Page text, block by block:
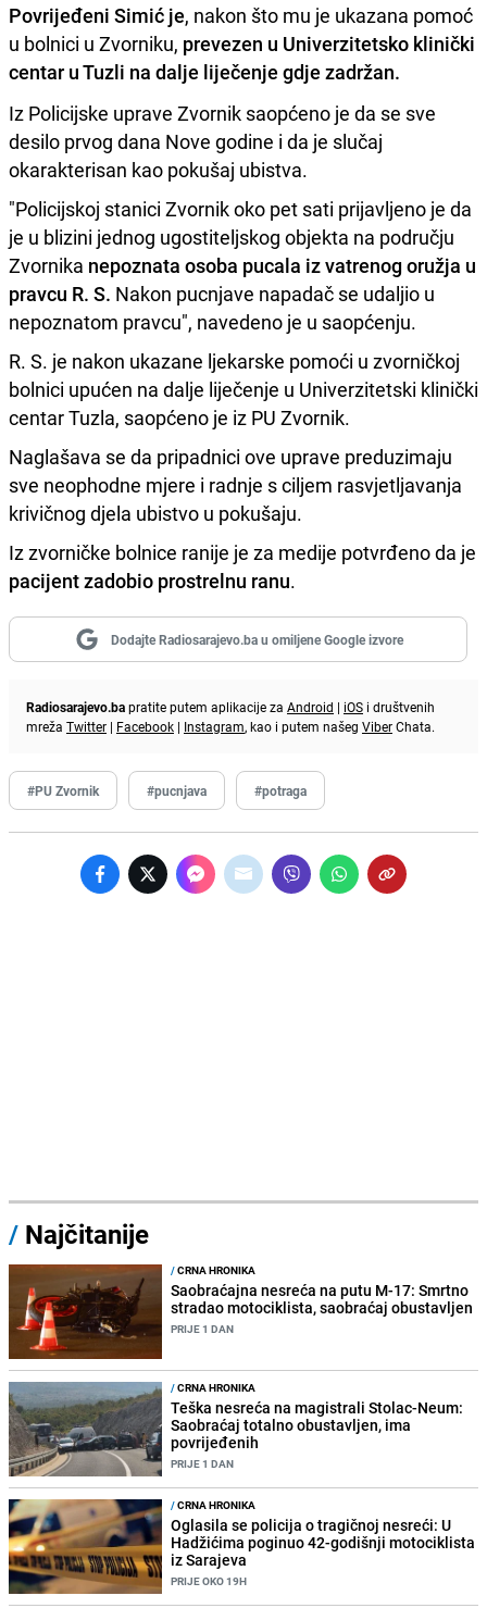
Povrijeđeni Simić je, nakon što mu je ukazana pomoć
u bolnici u Zvorniku, prevezen u Univerzitetsko klinički
centar u Tuzli na dalje liječenje gdje zadržan.
Iz Policijske uprave Zvornik saopćeno je da se sve
desilo prvog dana Nove godine i da je slučaj
okarakterisan kao pokušaj ubistva.
"Policijskoj stanici Zvornik oko pet sati prijavljeno je da
je u blizini jednog ugostiteljskog objekta na području
Zvornika nepoznata osoba pucala iz vatrenog oružja u
pravcu R. S. Nakon pucnjave napadač se udaljio u
nepoznatom pravcu", navedeno je u saopćenju.
R. S. je nakon ukazane ljekarske pomoći u zvorničkoj
bolnici upućen na dalje liječenje u Univerzitetski klinički
centar Tuzla, saopćeno je iz PU Zvornik.
Naglašava se da pripadnici ove uprave preduzimaju
sve neophodne mjere i radnje s ciljem rasvjetljavanja
krivičnog djela ubistvo u pokušaju.
Iz zvorničke bolnice ranije je za medije potvrđeno da je
pacijent zadobio prostrelnu ranu.
Dodajte Radiosarajevo.ba u omiljene Google izvore
Radiosarajevo.bapratite putem aplikacije za Android | iOS i društvenih
mreža Twitter | Facebook | Instagram, kao i putem našeg ViberChata.
#PU Zvornik #pucnjava #potraga
/ Najčitanije
/CRNA HRONIKA
Saobraćajna nesreća na putu M-17: Smrtno
stradao motociklista, saobraćaj obustavljen
PRIJE 1 DAN
/CRNA HRONIKA
Teška nesreća na magistrali Stolac-Neum:
Saobraćaj totalno obustavljen, ima
povrijeđenih
PRIJE 1 DAN
/CRNA HRONIKA
Oglasila se policija o tragičnoj nesreći: U
Hadžićima poginuo 42-godišnji motociklista
iz Sarajeva
PRIJE OKO 19H